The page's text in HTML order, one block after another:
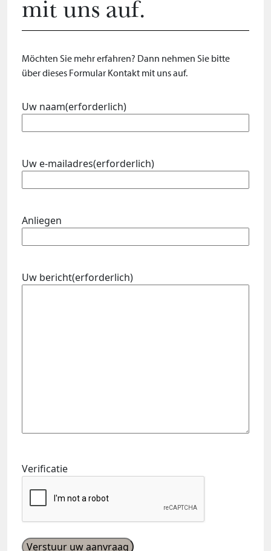
mit uns auf.
Möchten Sie mehr erfahren? Dann nehmen Sie bitte
über dieses Formular Kontakt mit uns auf.
Uw naam(erforderlich)
Uw e-mailadres(erforderlich)
Anliegen
Uw bericht(erforderlich)
Verificatie